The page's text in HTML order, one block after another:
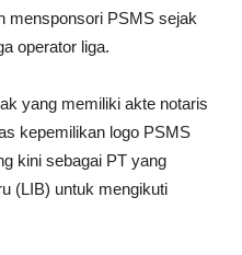
mensponsori PSMS sejak
operator liga.
yang memiliki akte notaris
kepemilikan logo PSMS
kini sebagai PT yang
(LIB) untuk mengikuti